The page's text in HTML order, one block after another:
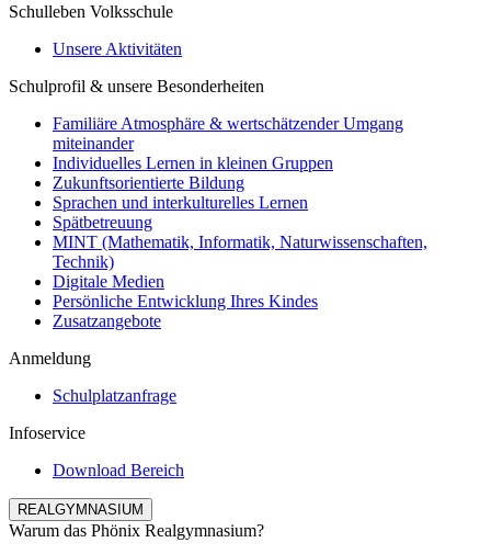
Schulleben Volksschule
Unsere Aktivitäten
Schulprofil & unsere Besonderheiten
Familiäre Atmosphäre & wertschätzender Umgang
miteinander
Individuelles Lernen in kleinen Gruppen
Zukunftsorientierte Bildung
Sprachen und interkulturelles Lernen
Spätbetreuung
MINT (Mathematik, Informatik, Naturwissenschaften,
Technik)
Digitale Medien
Persönliche Entwicklung Ihres Kindes
Zusatzangebote
Anmeldung
Schulplatzanfrage
Infoservice
Download Bereich
REALGYMNASIUM
Warum das Phönix Realgymnasium?